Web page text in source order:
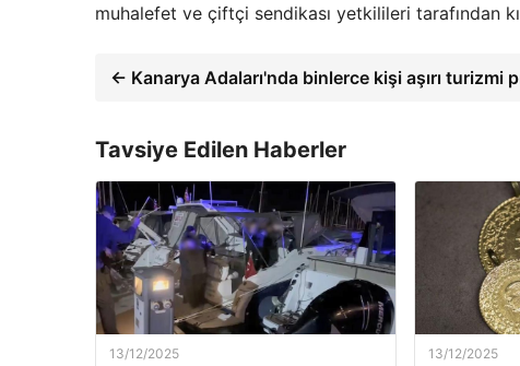
muhalefet ve çiftçi sendikası yetkilileri tarafından
← Kanarya Adaları'nda binlerce kişi aşırı turizmi
Tavsiye Edilen Haberler
13/12/2025 13/12/2025